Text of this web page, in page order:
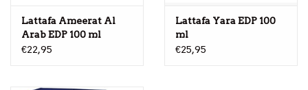
Lattafa Ameerat Al
Arab EDP 100 ml
€22,95
Lattafa Yara EDP 100
ml
€25,95